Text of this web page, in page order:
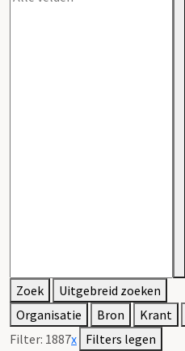
Zoek
Uitgebreid zoeken
Organisatie
Bron Krant
Filter: 1887x Filters legen